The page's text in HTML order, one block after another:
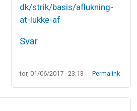
dk/strik/basis/aflukning-
at-lukke-af
Svar
tor, 01/06/2017 - 23:13 Permalink